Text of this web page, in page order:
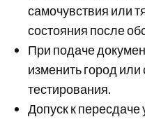
самочувствия или
состояния после
При подаче
изменить город или
тестирования.
Допуск к